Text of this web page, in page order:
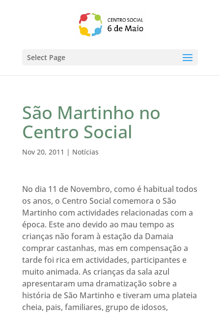
Select Page
São Martinho no
Centro Social
Nov 20, 2011 | Notícias
No dia 11 de Novembro, como é habitual todos
os anos, o Centro Social comemora o São
Martinho com actividades relacionadas com a
época. Este ano devido ao mau tempo as
crianças não foram à estação da Damaia
comprar castanhas, mas em compensação a
tarde foi rica em actividades, participantes e
muito animada. As crianças da sala azul
apresentaram uma dramatização sobre a
história de São Martinho e tiveram uma plateia
cheia, pais, familiares, grupo de idosos,